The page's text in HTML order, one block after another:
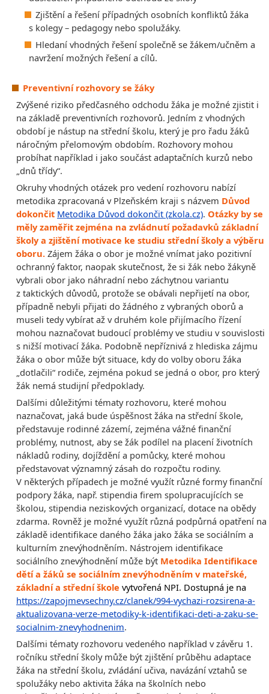
Zjištění a řešení případných osobních konfliktů žáka
s kolegy – pedagogy nebo spolužáky.
Hledaní vhodných řešení společně se žákem/učněm a
navržení možných řešení a cílů.
Preventivní rozhovory se žáky
Zvýšené riziko předčasného odchodu žáka je možné zjistit i
na základě preventivních rozhovorů. Jedním z vhodných
období je nástup na střední školu, který je pro řadu žáků
náročným přelomovým obdobím. Rozhovory mohou
probíhat například i jako součást adaptačních kurzů nebo
„dnů třídy“.
Okruhy vhodných otázek pro vedení rozhovoru nabízí
metodika zpracovaná v Plzeňském kraji s názvem Důvod
dokončit Metodika Důvod dokončit (zkola.cz). Otázky by se
měly zaměřit zejména na zvládnutí požadavků základní
školy a zjištění motivace ke studiu střední školy a výběru
oboru. Zájem žáka o obor je možné vnímat jako pozitivní
ochranný faktor, naopak skutečnost, že si žák nebo žákyně
vybrali obor jako náhradní nebo záchytnou variantu
z taktických důvodů, protože se obávali nepřijetí na obor,
případně nebyli přijati do žádného z vybraných oborů a
museli tedy vybírat až v druhém kole přijímacího řízení
mohou naznačovat budoucí problémy ve studiu v souvislosti
s nižší motivací žáka. Podobně nepříznivá z hlediska zájmu
žáka o obor může být situace, kdy do volby oboru žáka
„dotlačili“ rodiče, zejména pokud se jedná o obor, pro který
žák nemá studijní předpoklady.
Dalšími důležitými tématy rozhovoru, které mohou
naznačovat, jaká bude úspěšnost žáka na střední škole,
představuje rodinné zázemí, zejména vážné finanční
problémy, nutnost, aby se žák podílel na placení životních
nákladů rodiny, dojíždění a pomůcky, které mohou
představovat významný zásah do rozpočtu rodiny.
V některých případech je možné využít různé formy finanční
podpory žáka, např. stipendia firem spolupracujících se
školou, stipendia neziskových organizací, dotace na obědy
zdarma. Rovněž je možné využít různá podpůrná opatření na
základě identifikace daného žáka jako žáka se sociálním a
kulturním znevýhodněním. Nástrojem identifikace
sociálního znevýhodnění může být Metodika Identifikace
dětí a žáků se sociálním znevýhodněním v mateřské,
základní a střední škole vytvořená NPI. Dostupná je na
https://zapojmevsechny.cz/clanek/994-vychazi-rozsirena-a-
aktualizovana-verze-metodiky-k-identifikaci-deti-a-zaku-se-
socialnim-znevyhodnenim.
Dalšími tématy rozhovoru vedeného například v závěru 1.
ročníku střední školy může být zjištění průběhu adaptace
žáka na střední školu, zvládání učiva, navázání vztahů se
spolužáky nebo aktivita žáka na školních nebo